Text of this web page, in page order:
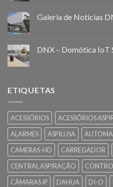
Galeria de Noticias
DNX – Domótica IoT
ETIQUETAS
ACESSÓRIOS ACESSÓRIOS
ALARMES
ASPILUSA
CAMERAS-HD
CARREGADOR
CENTRAL ASPIRAÇÃO
CÂMARAS IP
DAHUA DI-O